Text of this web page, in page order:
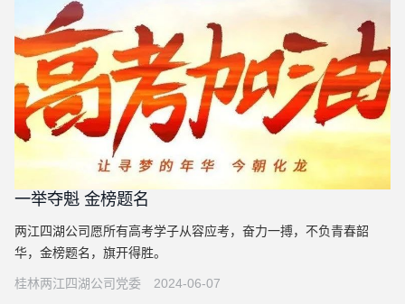
一举夺魁 金榜题名
两江四湖公司愿所有高考学子从容应考，奋力一搏，不负青春韶
华，金榜题名，旗开得胜。
桂林两江四湖公司党委 2024-06-07